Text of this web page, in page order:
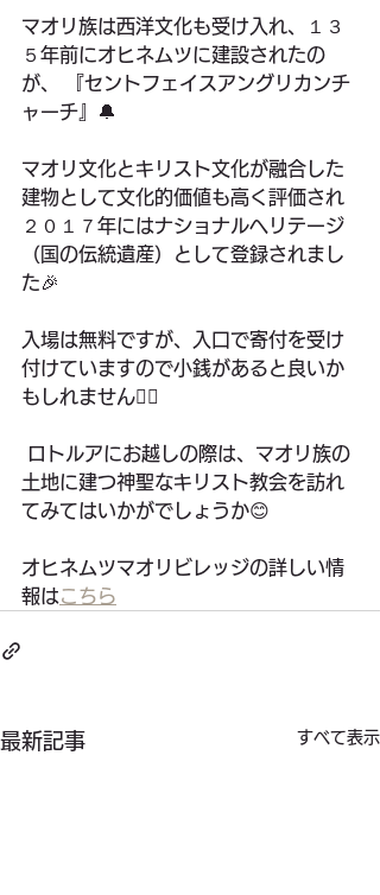
マオリ族は西洋文化も受け入れ、１３
５年前にオヒネムツに建設されたの
が、 『セントフェイスアングリカンチ
ャーチ』🔔
マオリ文化とキリスト文化が融合した
建物として文化的価値も高く評価され
２０１７年にはナショナルヘリテージ
（国の伝統遺産）として登録されまし
た🎉
入場は無料ですが、入口で寄付を受け
付けていますので小銭があると良いか
もしれません🙆‍♀️
土地に建つ神聖なキリスト教会を訪れ
てみてはいかがでしょうか😊
オヒネムツマオリビレッジの詳しい情
報はこちら
最新記事 すべて表示